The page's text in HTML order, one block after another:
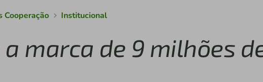
Cooperação Institucional
marca de 9 milhões